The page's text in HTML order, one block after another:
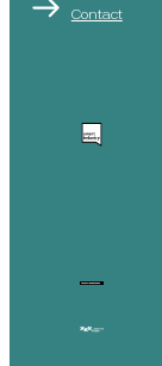
Contact